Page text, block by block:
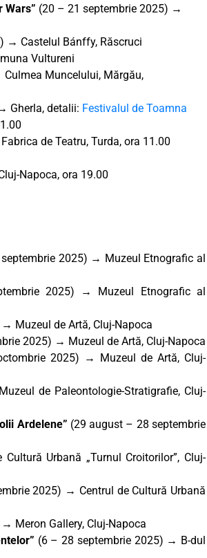
Wars” (20 – 21 septembrie 2025) →
→ Castelul Bánffy, Răscruci
Vultureni
Muncelului, Mărgău,
Gherla, detalii: Festivalul de Toamna
de Teatru, Turda, ora 11.00
Napoca, ora 19.00
2025) → Muzeul Etnografic al
2025) → Muzeul Etnografic al
→ Muzeul de Artă, Cluj-Napoca
2025) → Muzeul de Artă, Cluj-Napoca
2025) → Muzeul de Artă, Cluj-
de Paleontologie-Stratigrafie, Cluj-
Ardelene” (29 august – 28 septembrie
Cultură Urbană „Turnul Croitorilor”, Cluj-
2025) → Centrul de Cultură Urbană
Meron Gallery, Cluj-Napoca
(6 – 28 septembrie 2025) → B-dul